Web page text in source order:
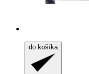
do košíka